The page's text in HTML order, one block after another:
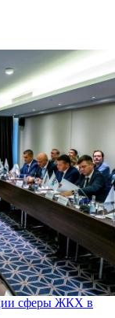
сферы ЖКХ в